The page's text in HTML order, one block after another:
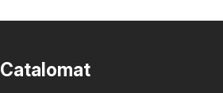
Catalomat